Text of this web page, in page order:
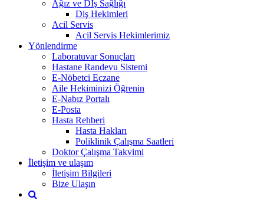
Ağız ve Dİş Sağlığı
Diş Hekimleri
Acil Servis
Acil Servis Hekimlerimiz
Yönlendirme
Laboratuvar Sonuçları
Hastane Randevu Sistemi
E-Nöbetci Eczane
Aile Hekiminizi Öğrenin
E-Nabız Portalı
E-Posta
Hasta Rehberi
Hasta Hakları
Poliklinik Çalışma Saatleri
Doktor Çalışma Takvimi
İletişim ve ulaşım
İletişim Bilgileri
Bize Ulaşın